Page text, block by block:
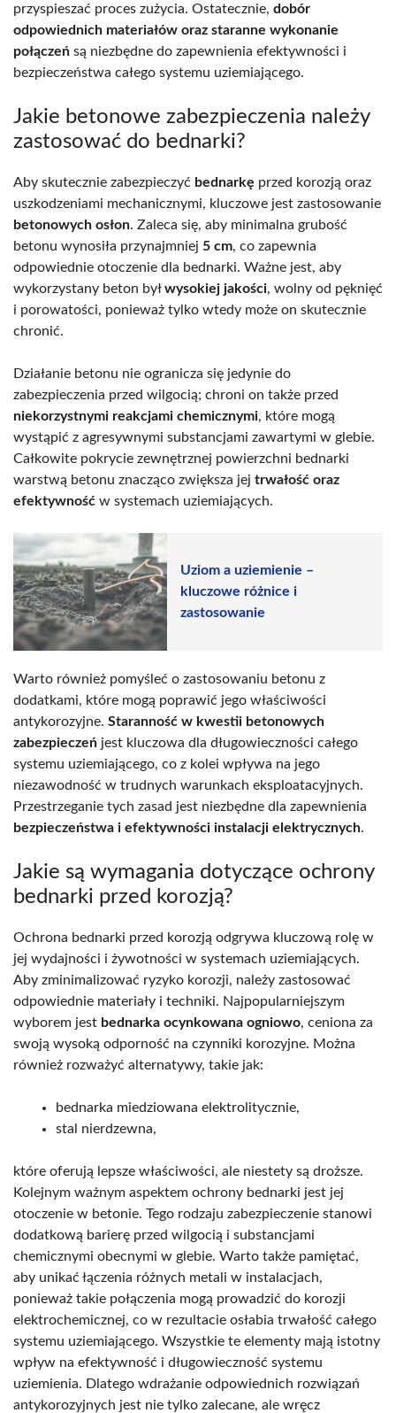
przyspieszać proces zużycia. Ostatecznie, dobór
odpowiednich materiałów oraz staranne wykonanie
połączeń są niezbędne do zapewnienia efektywności i
bezpieczeństwa całego systemu uziemiającego.
Jakie betonowe zabezpieczenia należy
zastosować do bednarki?
Aby skutecznie zabezpieczyć bednarkę przed korozją oraz
uszkodzeniami mechanicznymi, kluczowe jest zastosowanie
betonowych osłon. Zaleca się, aby minimalna grubość
betonu wynosiła przynajmniej 5 cm, co zapewnia
odpowiednie otoczenie dla bednarki. Ważne jest, aby
wykorzystany beton byłwysokiej jakości, wolny od pęknięć
i porowatości, ponieważ tylko wtedy może on skutecznie
chronić.
Działanie betonu nie ogranicza się jedynie do
zabezpieczenia przed wilgocią; chroni on także przed
niekorzystnymi reakcjami chemicznymi, które mogą
wystąpić z agresywnymi substancjami zawartymi w glebie.
Całkowite pokrycie zewnętrznej powierzchni bednarki
warstwą betonu znacząco zwiększa jej trwałość oraz
efektywność w systemach uziemiających.
Uziom a uziemienie –
kluczowe różnice i
zastosowanie
Warto również pomyśleć o zastosowaniu betonu z
dodatkami, które mogą poprawić jego właściwości
antykorozyjne. Staranność w kwestii betonowych
zabezpieczeń jest kluczowa dla długowieczności całego
systemu uziemiającego, co z kolei wpływa na jego
niezawodność w trudnych warunkach eksploatacyjnych.
Przestrzeganie tych zasad jest niezbędne dla zapewnienia
bezpieczeństwa i efektywności instalacji elektrycznych.
Jakie są wymagania dotyczące ochrony
bednarki przed korozją?
Ochrona bednarki przed korozją odgrywa kluczową rolę w
jej wydajności i żywotności w systemach uziemiających.
Aby zminimalizować ryzyko korozji, należy zastosować
odpowiednie materiały i techniki. Najpopularniejszym
wyborem jest bednarka ocynkowana ogniowo, ceniona za
swoją wysoką odporność na czynniki korozyjne. Można
również rozważyć alternatywy, takie jak:
bednarka miedziowana elektrolitycznie,
stal nierdzewna,
które oferują lepsze właściwości, ale niestety są droższe.
Kolejnym ważnym aspektem ochrony bednarki jest jej
otoczenie w betonie. Tego rodzaju zabezpieczenie stanowi
dodatkową barierę przed wilgocią i substancjami
chemicznymi obecnymi w glebie. Warto także pamiętać,
aby unikać łączenia różnych metali w instalacjach,
ponieważ takie połączenia mogą prowadzić do korozji
elektrochemicznej, co w rezultacie osłabia trwałość całego
systemu uziemiającego. Wszystkie te elementy mają istotny
wpływ na efektywność i długowieczność systemu
uziemienia. Dlatego wdrażanie odpowiednich rozwiązań
antykorozyjnych jest nie tylko zalecane, ale wręcz